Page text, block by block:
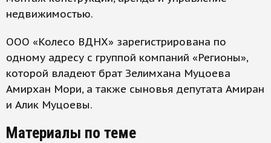
недвижимостью.
ООО «Колесо ВДНХ» зарегистрирована по
одному адресу с группой компаний «Регионы»,
которой владеют брат Зелимхана Муцоева
Амирхан Мори, а также сыновья депутата Амиран
и Алик Муцоевы.
Материалы по теме